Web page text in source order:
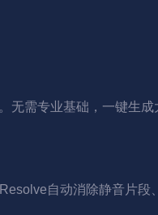
需专业基础，一键生成
自动消除静音片